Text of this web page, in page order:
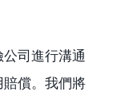
司進行溝通
償。我們將